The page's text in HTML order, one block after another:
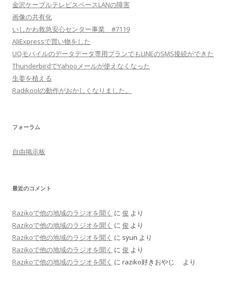
金沢ケーブルテレビスペースLANの障害
画像の共有化
いしかわ救急安心センター事業 #7119
AliExpressで買い物をした
UQモバイルのデータデータ専用プランでもLINEのSMS接続ができた
ThunderbirdでYahooメールが使えなくなった
生姜を植える
Radikoolの動作がおかしくなりました。
フォーラム
自由掲示板
最近のコメント
Razikoで他の地域のラジオを聞く に 俊 より
Razikoで他の地域のラジオを聞く に 俊 より
Razikoで他の地域のラジオを聞く に syun より
Razikoで他の地域のラジオを聞く に 俊 より
Razikoで他の地域のラジオを聞く に raziko好きおやじ より